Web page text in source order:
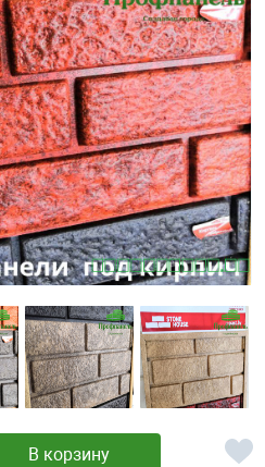
В корзину